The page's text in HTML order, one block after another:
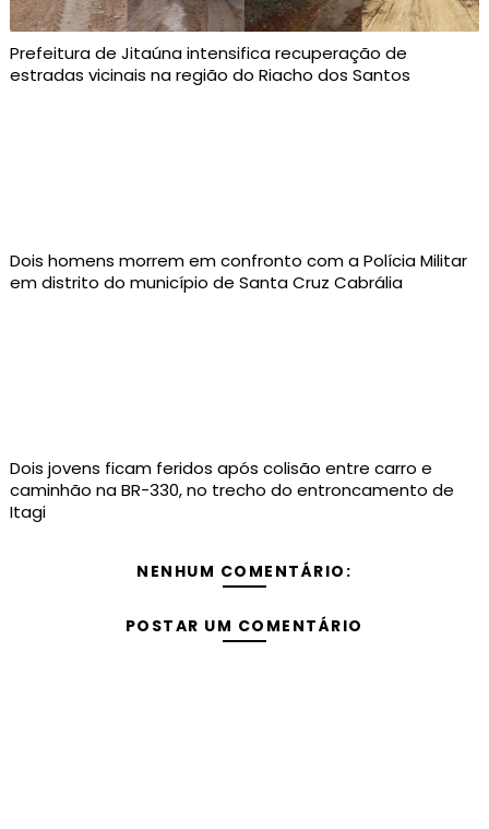
Prefeitura de Jitaúna intensifica recuperação de
estradas vicinais na região do Riacho dos Santos
Dois homens morrem em confronto com a Polícia Militar
em distrito do município de Santa Cruz Cabrália
Dois jovens ficam feridos após colisão entre carro e
caminhão na BR-330, no trecho do entroncamento de
Itagi
NENHUM COMENTÁRIO:
POSTAR UM COMENTÁRIO